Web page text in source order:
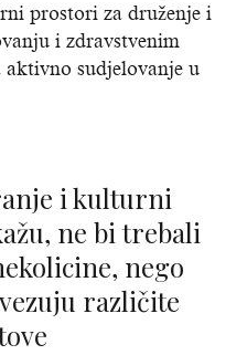
prostori za druženje i
i zdravstvenim
aktivno sudjelovanje u
ne bi trebali
nego
različite